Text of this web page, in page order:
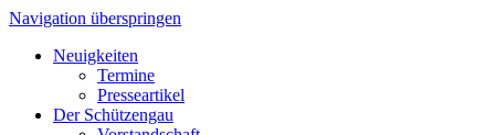
Navigation überspringen
Neuigkeiten
Termine
Presseartikel
Der Schützengau